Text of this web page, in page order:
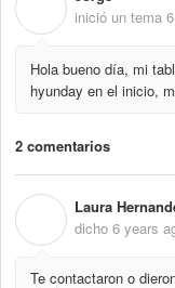
inició un tema
Hola bueno día, mi
hyunday en el inicio,
2 comentarios
Laura
dicho 6 years
Te contactaron o